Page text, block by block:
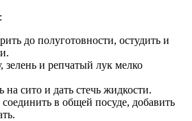
до полуготовности, остудить и
и репчатый лук мелко
на сито и дать стечь жидкости.
в общей посуде, добавить